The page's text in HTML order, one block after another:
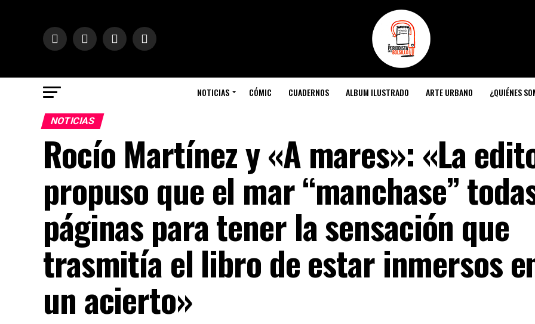
NOTICIAS CÓMIC CUADERNOS ALBUM ILUSTRADO ARTE URBANO ¿QUIÉNES
NOTICIAS
Rocío Martínez y «A mares»: «La
propuso que el mar “manchase”
páginas para tener la sensación que
trasmitía el libro de estar inmersos
un acierto»